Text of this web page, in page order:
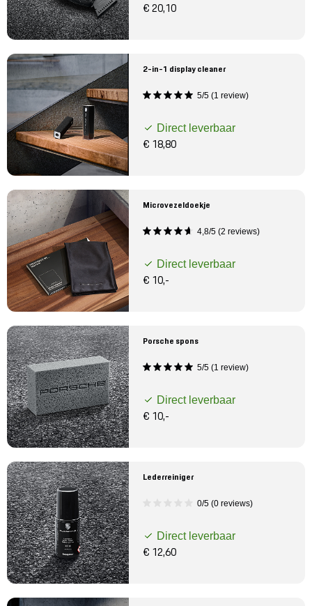
€ 20,10
2-in-1 display cleaner
5/5 (1 review)
Direct leverbaar
€ 18,80
Microvezeldoekje
4,8/5 (2 reviews)
Direct leverbaar
€ 10,-
Porsche spons
5/5 (1 review)
Direct leverbaar
€ 10,-
Lederreiniger
0/5 (0 reviews)
Direct leverbaar
€ 12,60